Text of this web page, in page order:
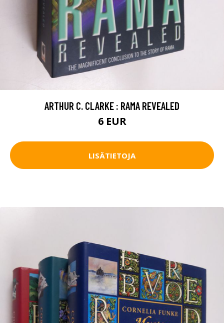
ARTHUR C. CLARKE : RAMA REVEALED
6 EUR
LISÄTIETOJA